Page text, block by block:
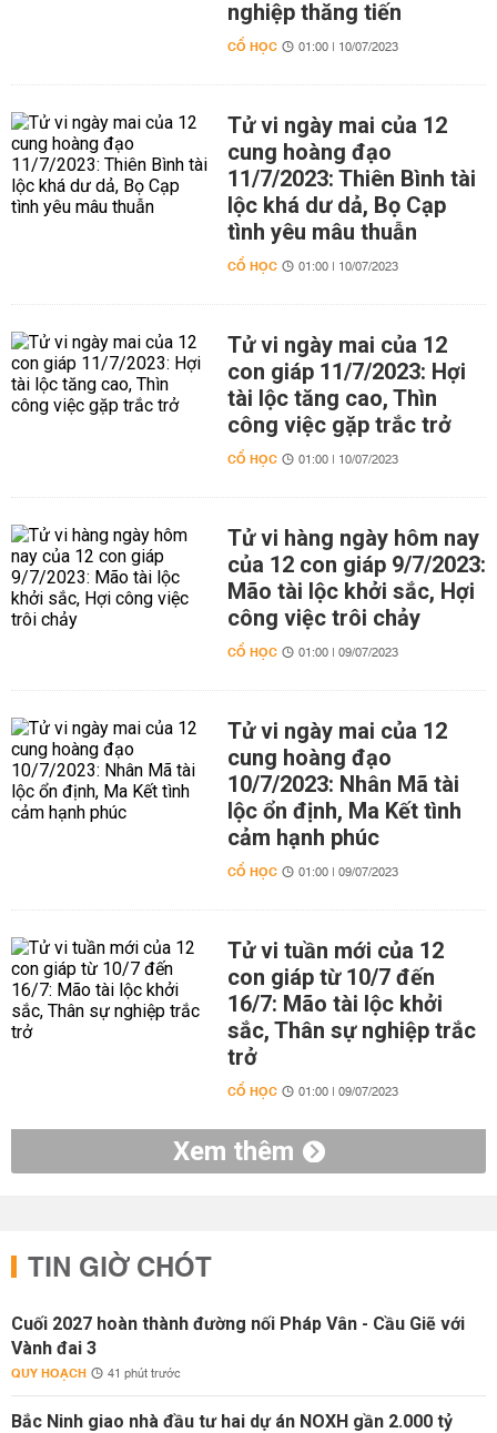
nghiệp thăng tiến
CỔ HỌC 01:00 | 10/07/2023
Tử vi ngày mai của 12
cung hoàng đạo
11/7/2023: Thiên Bình tài
lộc khá dư dả, Bọ Cạp
tình yêu mâu thuẫn
CỔ HỌC 01:00 | 10/07/2023
Tử vi ngày mai của 12
con giáp 11/7/2023: Hợi
tài lộc tăng cao, Thìn
công việc gặp trắc trở
CỔ HỌC 01:00 | 10/07/2023
Tử vi hàng ngày hôm nay
của 12 con giáp 9/7/2023:
Mão tài lộc khởi sắc, Hợi
công việc trôi chảy
CỔ HỌC 01:00 | 09/07/2023
Tử vi ngày mai của 12
cung hoàng đạo
10/7/2023: Nhân Mã tài
lộc ổn định, Ma Kết tình
cảm hạnh phúc
CỔ HỌC 01:00 | 09/07/2023
Tử vi tuần mới của 12
con giáp từ 10/7 đến
16/7: Mão tài lộc khởi
sắc, Thân sự nghiệp trắc
trở
CỔ HỌC 01:00 | 09/07/2023
Xem thêm
TIN GIỜ CHÓT
Cuối 2027 hoàn thành đường nối Pháp Vân - Cầu Giẽ với
Vành đai 3
QUY HOẠCH 41 phút trước
Bắc Ninh giao nhà đầu tư hai dự án NOXH gần 2.000 tỷ